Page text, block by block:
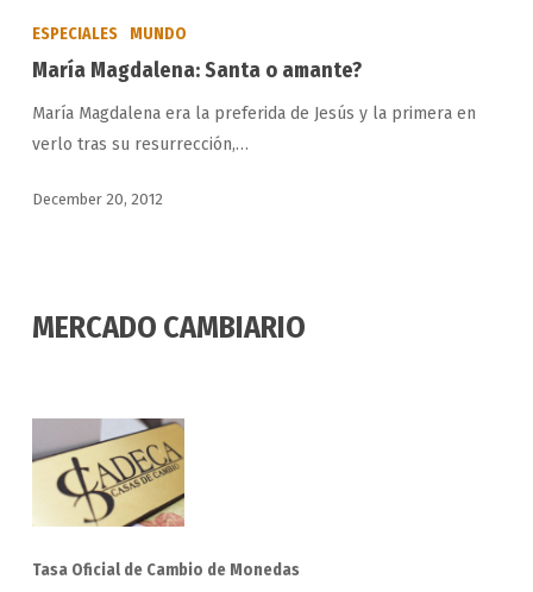
o
amante?
ESPECIALES MUNDO
María Magdalena: Santa o amante?
María Magdalena era la preferida de Jesús y la primera en
verlo tras su resurrección,…
December 20, 2012
MERCADO CAMBIARIO
Tasa Oficial de Cambio de Monedas